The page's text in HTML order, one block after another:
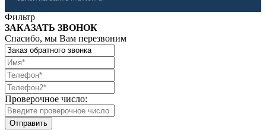
Фильтр
ЗАКАЗАТЬ ЗВОНОК
Спасибо, мы Вам перезвоним
Проверочное число: